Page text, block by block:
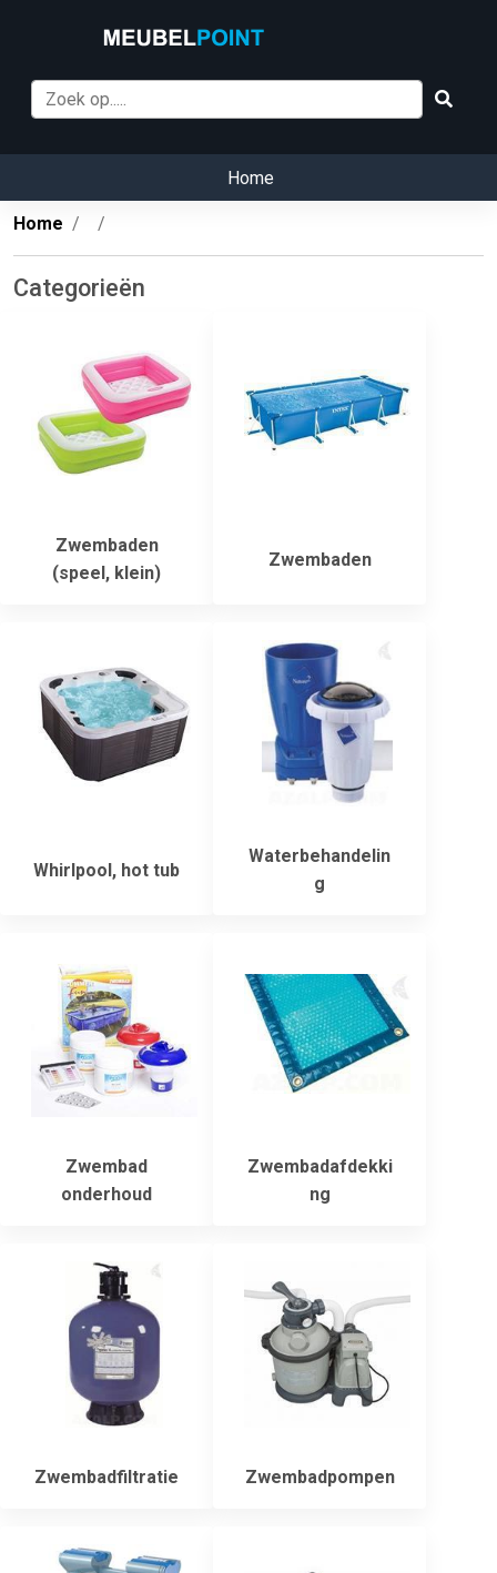
Home
Home
Categorieën
Zwembaden
(speel, klein)
Zwembaden
Whirlpool, hot tub
Waterbehandelin
g
Zwembad
onderhoud
Zwembadafdekki
ng
Zwembadfiltratie Zwembadpompen